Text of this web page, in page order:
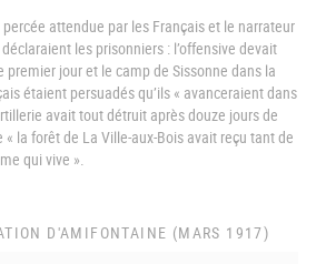
percée attendue par les Français et le narrateur
les prisonniers : l’offensive devait
jour et le camp de Sissonne dans la
étaient persuadés qu’ils « avanceraient dans
avait tout détruit après douze jours de
la forêt de La Ville-aux-Bois avait reçu tant de
qui vive ».
D'AMIFONTAINE (MARS 1917)